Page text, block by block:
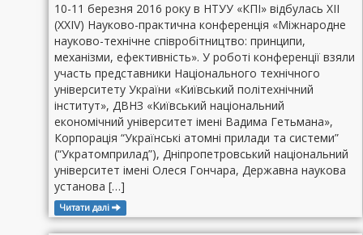
10-11 березня 2016 року в НТУУ «КПІ» відбулась XІІ
(XXІV) Науково-практична конференція «Міжнародне
науково-технічне співробітництво: принципи,
механізми, ефективність». У роботі конференції взяли
участь представники Національного технічного
університету України «Київський політехнічний
інститут», ДВНЗ «Київський національний
економічний університет імені Вадима Гетьмана»,
Корпорація “Українські атомні прилади та системи”
(“Укратомприлад”), Дніпропетровський національний
університет імені Олеся Гончара, Державна наукова
установа […]
Читати далі